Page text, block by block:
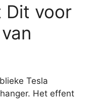
Dit voor
Tesla
Het effent